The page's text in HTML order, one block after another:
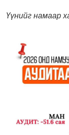
Үүнийг намаар